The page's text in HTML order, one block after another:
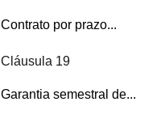
Contrato por prazo...
Cláusula 19
Garantia semestral de...